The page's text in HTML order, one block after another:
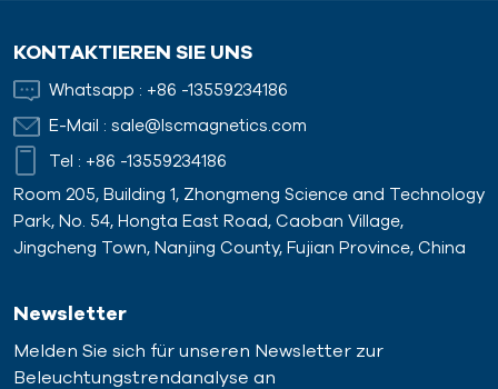
KONTAKTIEREN SIE UNS
Whatsapp : +86 -13559234186
E-Mail : sale@lscmagnetics.com
Tel : +86 -13559234186
Room 205, Building 1, Zhongmeng Science and Technology
Park, No. 54, Hongta East Road, Caoban Village,
Jingcheng Town, Nanjing County, Fujian Province, China
Newsletter
Melden Sie sich für unseren Newsletter zur
Beleuchtungstrendanalyse an